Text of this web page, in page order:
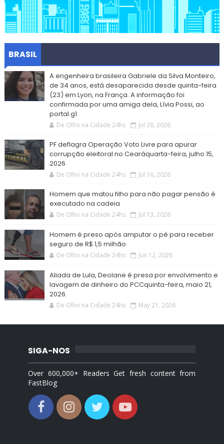
BRASIL
A engenheira brasileira Gabriele da Silva Monteiro,
de 34 anos, está desaparecida desde quinta-feira
(23) em Lyon, na França. A informação foi
confirmada por uma amiga dela, Lívia Possi, ao
portal g1.
De Olho na Cidade 24hs Jul 28, 2026
PF deflagra Operação Voto Livre para apurar
corrupção eleitoral no Cearáquarta-feira, julho 15,
2026
De Olho na Cidade 24hs Jul 16, 2026
Homem que matou filho para não pagar pensão é
executado na cadeia
De Olho na Cidade 24hs Jul 13, 2026
Homem é preso após amputar o pé para receber
seguro de R$ 1,5 milhão
De Olho na Cidade 24hs Jun 12, 2026
Aliada de Lula, Deolane é presa por envolvimento e
lavagem de dinheiro do PCCquinta-feira, maio 21,
2026.
De Olho na Cidade 24hs May 21, 2026
SIGA-NOS
Over 600,000+ Readers Get fresh content from
FastBlog